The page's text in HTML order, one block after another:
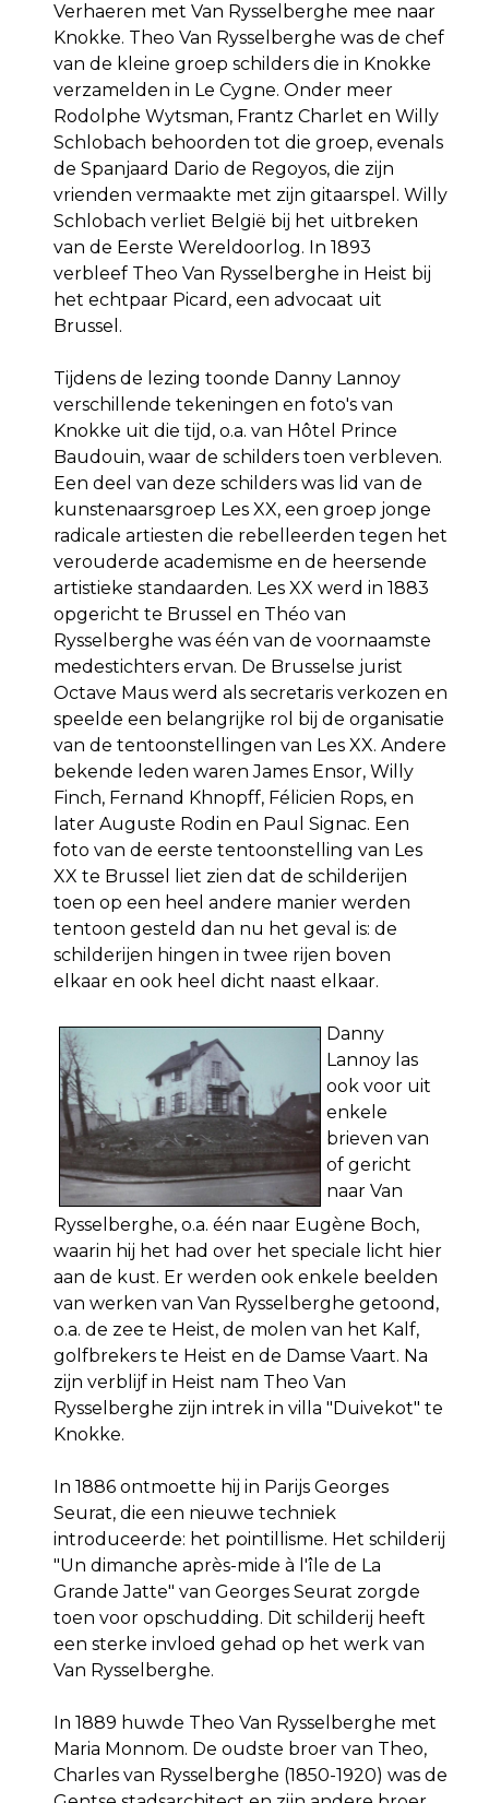
Verhaeren met Van Rysselberghe mee naar
Knokke. Theo Van Rysselberghe was de chef
van de kleine groep schilders die in Knokke
verzamelden in Le Cygne. Onder meer
Rodolphe Wytsman, Frantz Charlet en Willy
Schlobach behoorden tot die groep, evenals
de Spanjaard Dario de Regoyos, die zijn
vrienden vermaakte met zijn gitaarspel. Willy
Schlobach verliet België bij het uitbreken
van de Eerste Wereldoorlog. In 1893
verbleef Theo Van Rysselberghe in Heist bij
het echtpaar Picard, een advocaat uit
Brussel.
Tijdens de lezing toonde Danny Lannoy
verschillende tekeningen en foto's van
Knokke uit die tijd, o.a. van Hôtel Prince
Baudouin, waar de schilders toen verbleven.
Een deel van deze schilders was lid van de
kunstenaarsgroep Les XX, een groep jonge
radicale artiesten die rebelleerden tegen het
verouderde academisme en de heersende
artistieke standaarden. Les XX werd in 1883
opgericht te Brussel en Théo van
Rysselberghe was één van de voornaamste
medestichters ervan. De Brusselse jurist
Octave Maus werd als secretaris verkozen en
speelde een belangrijke rol bij de organisatie
van de tentoonstellingen van Les XX. Andere
bekende leden waren James Ensor, Willy
Finch, Fernand Khnopff, Félicien Rops, en
later Auguste Rodin en Paul Signac. Een
foto van de eerste tentoonstelling van Les
XX te Brussel liet zien dat de schilderijen
toen op een heel andere manier werden
tentoon gesteld dan nu het geval is: de
schilderijen hingen in twee rijen boven
elkaar en ook heel dicht naast elkaar.
Danny
Lannoy las
ook voor uit
enkele
brieven van
of gericht
naar Van
Rysselberghe, o.a. één naar Eugène Boch,
waarin hij het had over het speciale licht hier
aan de kust. Er werden ook enkele beelden
van werken van Van Rysselberghe getoond,
o.a. de zee te Heist, de molen van het Kalf,
golfbrekers te Heist en de Damse Vaart. Na
zijn verblijf in Heist nam Theo Van
Rysselberghe zijn intrek in villa "Duivekot" te
Knokke.
In 1886 ontmoette hij in Parijs Georges
Seurat, die een nieuwe techniek
introduceerde: het pointillisme. Het schilderij
"Un dimanche après-mide à l'île de La
Grande Jatte" van Georges Seurat zorgde
toen voor opschudding. Dit schilderij heeft
een sterke invloed gehad op het werk van
Van Rysselberghe.
In 1889 huwde Theo Van Rysselberghe met
Maria Monnom. De oudste broer van Theo,
Charles van Rysselberghe (1850-1920) was de